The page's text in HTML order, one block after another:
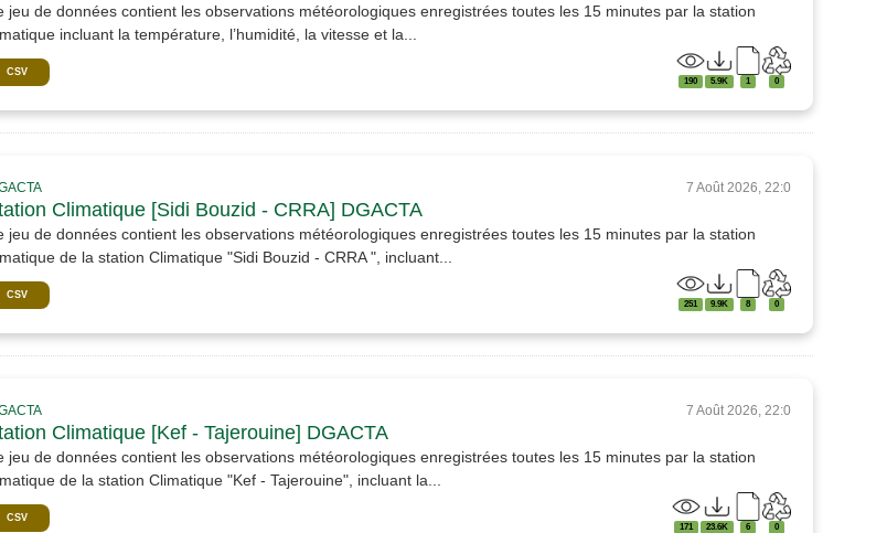
jeu de données contient les observations météorologiques enregistrées toutes les 15 minutes par la station
incluant la température, l’humidité, la vitesse et la...
CSV
190 5.9K 1 0
7 Août 2026, 22:0
Climatique [Sidi Bouzid - CRRA] DGACTA
jeu de données contient les observations météorologiques enregistrées toutes les 15 minutes par la station
de la station Climatique "Sidi Bouzid - CRRA ", incluant...
CSV
251 9.9K 8 0
7 Août 2026, 22:0
Climatique [Kef - Tajerouine] DGACTA
jeu de données contient les observations météorologiques enregistrées toutes les 15 minutes par la station
de la station Climatique "Kef - Tajerouine", incluant la...
CSV
171 23.6K 6 0